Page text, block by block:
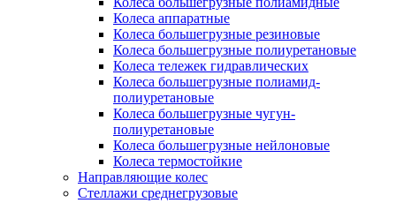
Колеса аппаратные
Колеса большегрузные резиновые
Колеса большегрузные полиуретановые
Колеса тележек гидравлических
Колеса большегрузные полиамид-
полиуретановые
Колеса большегрузные чугун-
полиуретановые
Колеса большегрузные нейлоновые
Колеса термостойкие
Направляющие колес
Стеллажи среднегрузовые